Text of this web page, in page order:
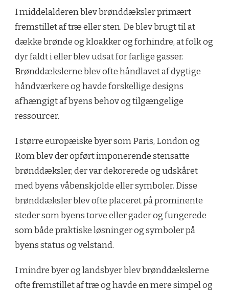
I middelalderen blev brønddæksler primært
fremstillet af træ eller sten. De blev brugt til at
dække brønde og kloakker og forhindre, at folk og
dyr faldt i eller blev udsat for farlige gasser.
Brønddækslerne blev ofte håndlavet af dygtige
håndværkere og havde forskellige designs
afhængigt af byens behov og tilgængelige
ressourcer.
I større europæiske byer som Paris, London og
Rom blev der opført imponerende stensatte
brønddæksler, der var dekorerede og udskåret
med byens våbenskjolde eller symboler. Disse
brønddæksler blev ofte placeret på prominente
steder som byens torve eller gader og fungerede
som både praktiske løsninger og symboler på
byens status og velstand.
I mindre byer og landsbyer blev brønddækslerne
ofte fremstillet af træ og havde en mere simpel og